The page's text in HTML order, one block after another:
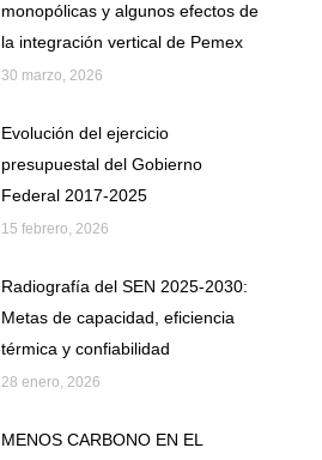
monopólicas y algunos efectos de
la integración vertical de Pemex
30 marzo, 2026
Evolución del ejercicio
presupuestal del Gobierno
Federal 2017-2025
15 febrero, 2026
Radiografía del SEN 2025-2030:
Metas de capacidad, eficiencia
térmica y confiabilidad
28 enero, 2026
MENOS CARBONO EN EL